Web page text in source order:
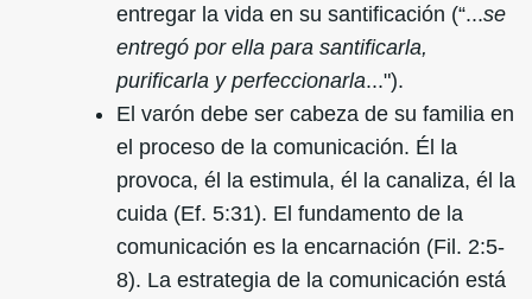
entregar la vida en su santificación (“...se
entregó por ella para santificarla,
purificarla y perfeccionarla...").
El varón debe ser cabeza de su familia en
el proceso de la comunicación. Él la
provoca, él la estimula, él la canaliza, él la
cuida (Ef. 5:31). El fundamento de la
comunicación es la encarnación (Fil. 2:5-
8). La estrategia de la comunicación está